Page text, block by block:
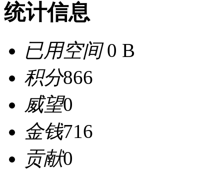
统计信息
已用空间0 B
积分866
威望0
金钱716
贡献0